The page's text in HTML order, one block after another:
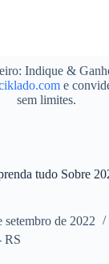
Indique &
e
sem limites.
tudo Sobre
setembro de 2022
RS